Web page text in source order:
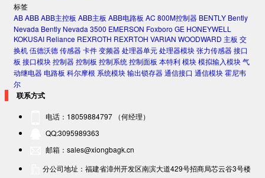
标签
ABABBABB主控板 ABB主板 ABB电路板 AC 800M控制器 BENTLY Bently
Nevada Bently Nevada 3500 EMERSON Foxboro GE HONEYWELL
KOKUSAI Reliance REXROTH REXRTOH VARIAN WOODWARD 主板 交
换机伍德沃德传感器卡件变频器处理器单元处理器模块张力传感器接口
板 接口模块控制器控制板 控制系统控制面板 本特利模块模拟输入模块气
动继电器电路板 科尔摩根 系统模块输出锁存器通信接口 通信模块霍尼韦
尔
联系方式
电话：18059884797 （何经理）
QQ:3095989363
邮箱：sales@xiongbagk.cn
分公司地址：福建省漳州开发区南滨大道429号招商局芯云谷3号楼